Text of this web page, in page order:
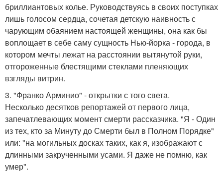
бриллиантовых колье. Руководствуясь в своих поступках
лишь голосом сердца, сочетая детскую наивность с
чарующим обаянием настоящей женщины, она как бы
воплощает в себе саму сущность Нью-йорка - города, в
котором мечты лежат на расстоянии вытянутой руки,
отгороженные блестящими стеклами пленяющих
взгляды витрин.
3. "Франко Арминио" - открытки с того света.
Несколько десятков репортажей от первого лица,
запечатлевающих момент смерти рассказчика. "Я - Один
из тех, кто за Минуту до Смерти был в Полном Порядке"
или: "на могильных досках таких, как я, изображают с
длинными закрученными усами. Я даже не помню, как
умер".